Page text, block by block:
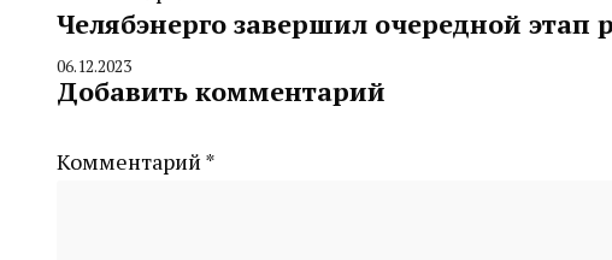
Челябэнерго завершил очередной этап
By
CHELINDUSTRY
06.12.2023
Добавить комментарий
Комментарий *